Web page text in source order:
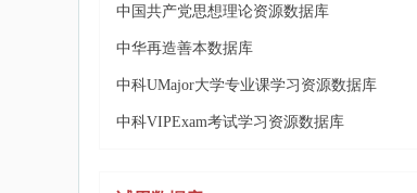
中国共产党思想理论资源数据库
中华再造善本数据库
中科UMajor大学专业课学习资源数据库
中科VIPExam考试学习资源数据库